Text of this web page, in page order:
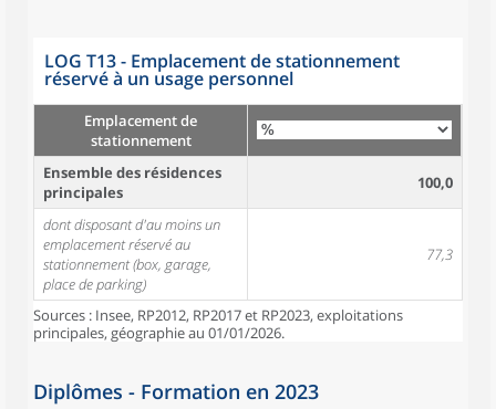
LOG T13 - Emplacement de stationnement
réservé à un usage personnel
Emplacement de
stationnement
Ensemble des résidences
principales
100,0
dont disposant d'au moins un
emplacement réservé au
stationnement (box, garage,
place de parking)
77,3
Sources : Insee, RP2012, RP2017 et RP2023, exploitations
principales, géographie au 01/01/2026.
Diplômes - Formation en 2023